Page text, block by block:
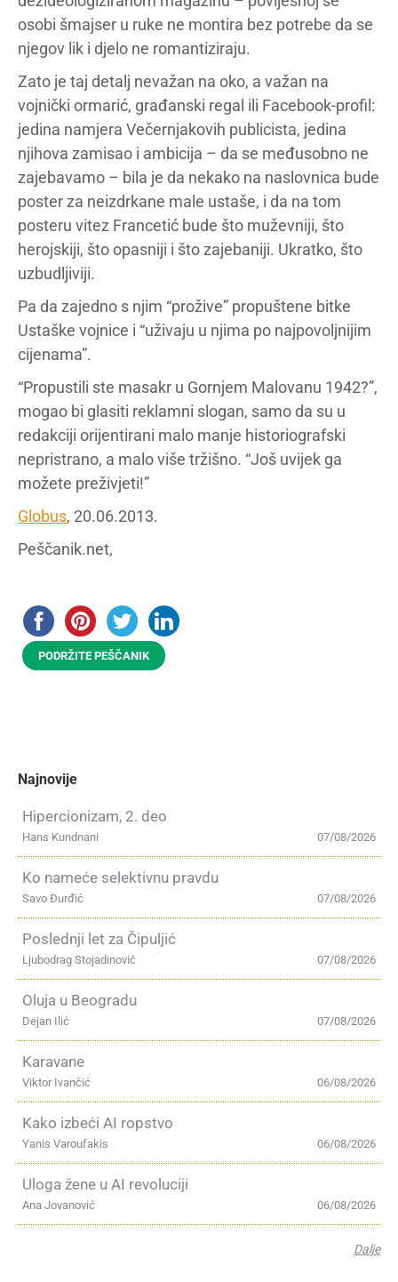
osobi šmajser u ruke ne montira bez potrebe da se
njegov lik i djelo ne romantiziraju.
Zato je taj detalj nevažan na oko, a važan na
vojnički ormarić, građanski regal ili Facebook-profil:
jedina namjera Večernjakovih publicista, jedina
njihova zamisao i ambicija – da se međusobno ne
zajebavamo – bila je da nekako na naslovnica bude
poster za neizdrkane male ustaše, i da na tom
posteru vitez Francetić bude što muževniji, što
herojskiji, što opasniji i što zajebaniji. Ukratko, što
uzbudljiviji.
Pa da zajedno s njim “prožive” propuštene bitke
Ustaške vojnice i “uživaju u njima po najpovoljnijim
cijenama”.
“Propustili ste masakr u Gornjem Malovanu 1942?”,
mogao bi glasiti reklamni slogan, samo da su u
redakciji orijentirani malo manje historiografski
nepristrano, a malo više tržišno. “Još uvijek ga
možete preživjeti!”
Globus, 20.06.2013.
Peščanik.net,
PODRŽITE PEŠČANIK
Najnovije
Hipercionizam, 2. deo
07/08/2026
Hans Kundnani
Ko nameće selektivnu pravdu
07/08/2026
Savo Đurđić
Poslednji let za Čipuljić
07/08/2026
Ljubodrag Stojadinović
Oluja u Beogradu
07/08/2026
Dejan Ilić
Karavane
06/08/2026
Viktor Ivančić
Kako izbeći AI ropstvo
06/08/2026
Yanis Varoufakis
Uloga žene u AI revoluciji
06/08/2026
Ana Jovanović
Dalje